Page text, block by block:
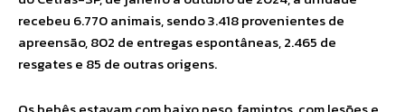
recebeu 6.770 animais, sendo 3.418 provenientes de
apreensão, 802 de entregas espontâneas, 2.465 de
resgates e 85 de outras origens.